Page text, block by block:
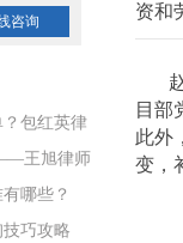
咨询
包红英律
王旭律师
哪些？
巧攻略
资和
目部
此外
变，